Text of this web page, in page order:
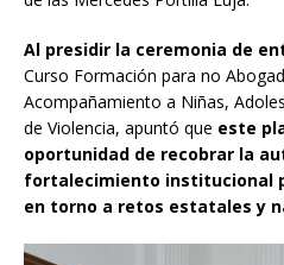
Al presidir la ceremonia de
Curso Formación para no
Acompañamiento a Niñas,
de Violencia, apuntó que este
oportunidad de recobrar la
fortalecimiento institucional
en torno a retos estatales y